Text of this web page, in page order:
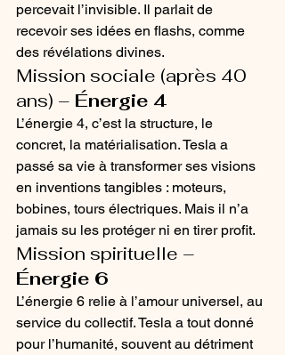
percevait l’invisible. Il parlait de
recevoir ses idées en flashs, comme
des révélations divines.
Mission sociale (après 40
ans) – Énergie 4
L’énergie 4, c’est la structure, le
concret, la matérialisation. Tesla a
passé sa vie à transformer ses visions
en inventions tangibles : moteurs,
bobines, tours électriques. Mais il n’a
jamais su les protéger ni en tirer profit.
Mission spirituelle –
Énergie 6
L’énergie 6 relie à l’amour universel, au
service du collectif. Tesla a tout donné
pour l’humanité, souvent au détriment